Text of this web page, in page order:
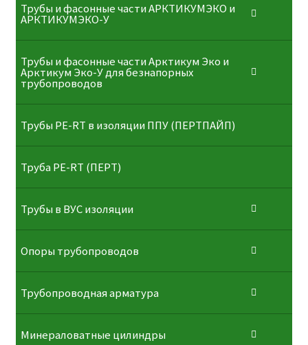
Трубы и фасонные части АРКТИКУМЭКО и
АРКТИКУМЭКО-У
Трубы и фасонные части Арктикум Эко и
Арктикум Эко-У для безнапорных
трубопроводов
Трубы PE-RT в изоляции ППУ (ПЕРТПАЙП)
⁠Трубa PE-RT (ПЕРТ)
Трубы в ВУС изоляции
Опоры трубопроводов
Трубопроводная арматура
Минераловатные цилиндры